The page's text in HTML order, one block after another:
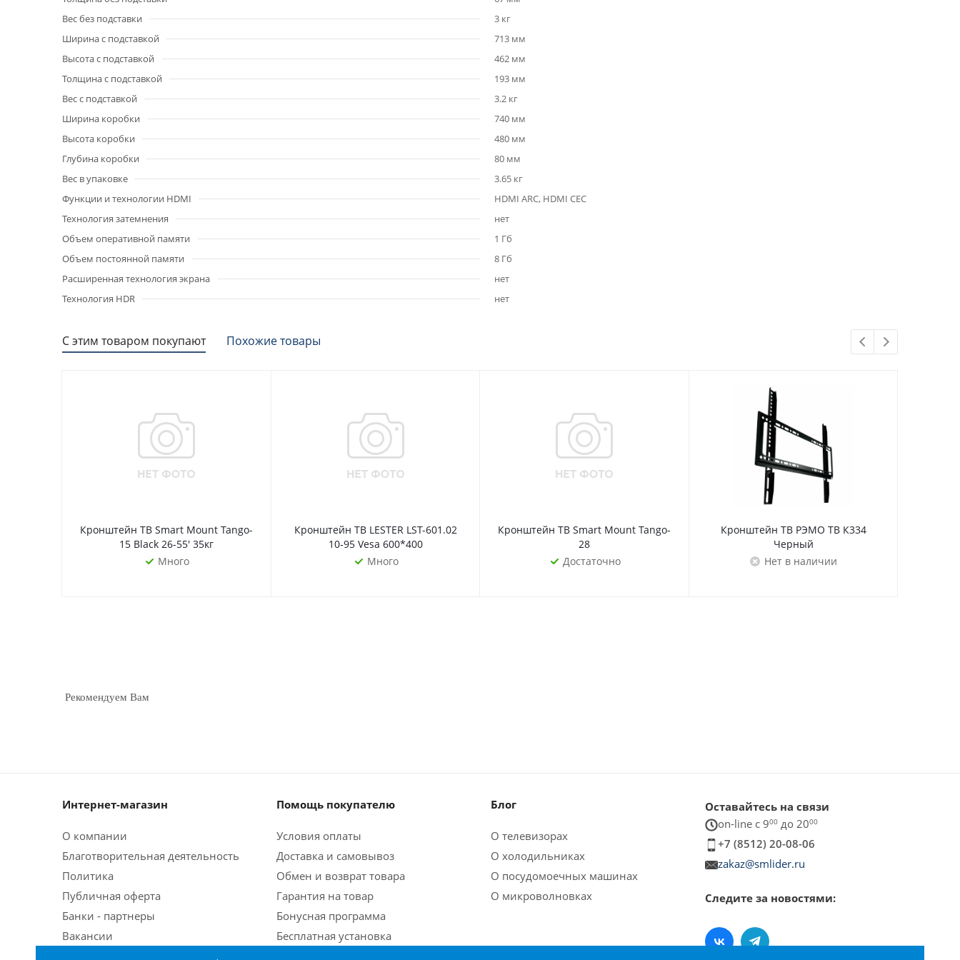
Вес без подставки
3 кг
Ширина с подставкой
713 мм
Высота с подставкой
462 мм
Толщина с подставкой
193 мм
Вес с подставкой
3.2 кг
Ширина коробки
740 мм
Высота коробки
480 мм
Глубина коробки
80 мм
Вес в упаковке
3.65 кг
Функции и технологии HDMI
HDMI ARC, HDMI CEC
Технология затемнения
нет
Объем оперативной памяти
1 Гб
Объем постоянной памяти
8 Гб
Расширенная технология экрана
нет
Технология HDR
нет
С этим товаром покупают Похожие товары
Кронштейн ТВ Smart Mount Tango-
15 Black 26-55' 35кг
Много
Кронштейн ТВ LESTER LST-601.02
10-95 Vesa 600*400
Много
Кронштейн ТВ Smart Mount Tango-
28
Достаточно
Кронштейн ТВ РЭМО ТВ К334
Черный
Нет в наличии
Рекомендуем Вам
Интернет-магазин
О компании
Благотворительная деятельность
Политика
Публичная оферта
Банки - партнеры
Вакансии
Помощь покупателю
Условия оплаты
Доставка и самовывоз
Обмен и возврат товара
Гарантия на товар
Бонусная программа
Бесплатная установка
Блог
О телевизорах
О холодильниках
О посудомоечных машинах
О микроволновках
Оставайтесь на связи
on-line c 900 до 2000
+7 (8512) 20-08-06
zakaz@smlider.ru
Следите за новостями: